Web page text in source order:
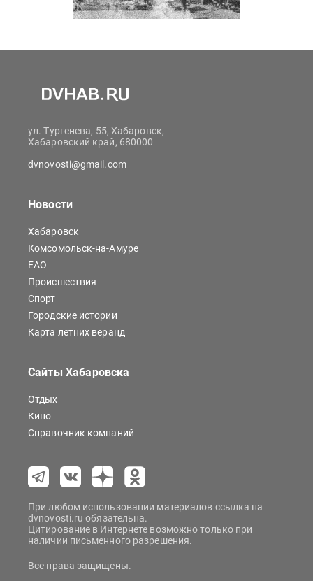
ул. Тургенева, 55, Хабаровск,
Хабаровский край, 680000
dvnovosti@gmail.com
Новости
Хабаровск
Комсомольск-на-Амуре
ЕАО
Происшествия
Спорт
Городские истории
Карта летних веранд
Сайты Хабаровска
Отдых
Кино
Справочник компаний
При любом использовании материалов ссылка на
dvnovosti.ru обязательна.
Цитирование в Интернете возможно только при
наличии письменного разрешения.
Все права защищены.